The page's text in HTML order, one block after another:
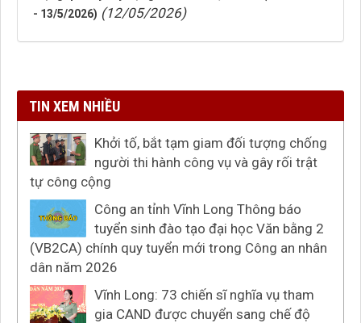
- 13/5/2026) (12/05/2026)
TIN XEM NHIỀU
Khởi tố, bắt tạm giam đối tượng chống
người thi hành công vụ và gây rối trật
tự công cộng
Công an tỉnh Vĩnh Long Thông báo
tuyển sinh đào tạo đại học Văn bằng 2
(VB2CA) chính quy tuyển mới trong Công an nhân
dân năm 2026
Vĩnh Long: 73 chiến sĩ nghĩa vụ tham
gia CAND được chuyển sang chế độ